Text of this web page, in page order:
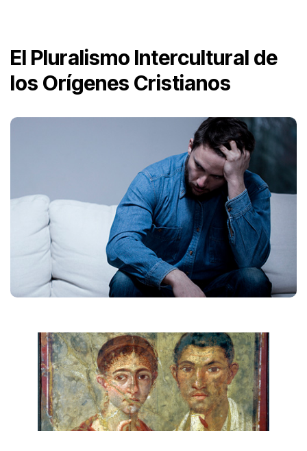
El Pluralismo Intercultural de
los Orígenes Cristianos